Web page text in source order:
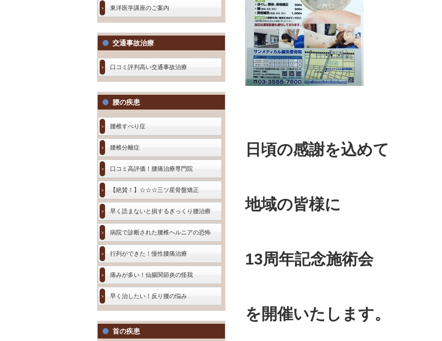
東洋医学講座のご案内
交通事故治療
口コミ評判高い交通事故治療
腰の疾患
腰椎すべり症
腰椎分離症
口コミ高評価！腰痛治療専門院
【絶賛！】☆☆☆三ツ星骨盤矯正
早く読まないと損するぎっくり腰治療
病院で診断された腰椎ヘルニアの恐怖
行列ができた！慢性腰痛治療
痛みが多い！仙腸関節炎の怪我
早く治したい！反り腰の悩み
首の疾患
日頃の感謝を込めて
地域の皆様に
13周年記念施術会
を開催いたします。